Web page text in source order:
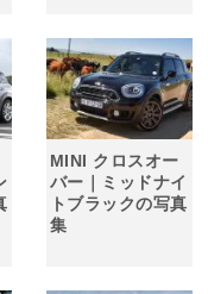
MINI クロスオー
バー｜ミッドナイ
トブラックの写真
集